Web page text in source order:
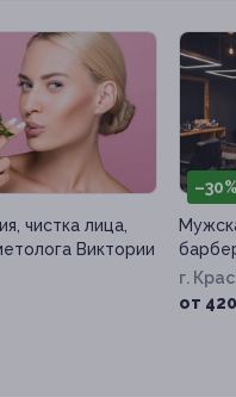
чистка лица,
Виктории
ул, д. 9
–30%
г.
д. 23
от